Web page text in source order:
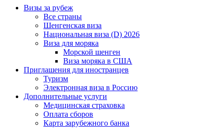
Визы за рубеж
Все страны
Шенгенская виза
Национальная виза (D) 2026
Виза для моряка
Морской шенген
Виза моряка в США
Приглашения для иностранцев
Туризм
Электронная виза в Россию
Дополнительные услуги
Медицинская страховка
Оплата сборов
Карта зарубежного банка